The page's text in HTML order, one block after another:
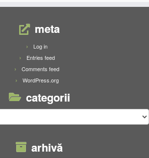
meta
Log in
Entries feed
Comments feed
WordPress.org
categorii
arhivă